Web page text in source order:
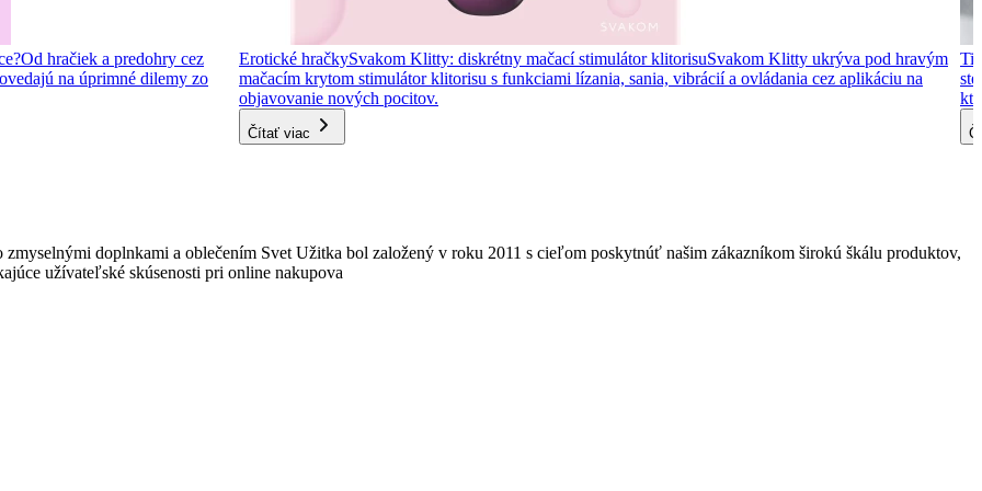
Od hračiek a predohry cez
na úprimné dilemy zo
Erotické hračkySvakom Klitty: diskrétny mačací stimulátor klitorisuSvakom Klitty ukrýva pod hravým
mačacím krytom stimulátor klitorisu s funkciami lízania, sania, vibrácií a ovládania cez aplikáciu na
objavovanie nových pocitov.
Čítať viac
zmyselnými doplnkami a oblečením Svet Užitka bol založený v roku 2011 s cieľom poskytnúť našim zákazníkom širokú škálu produktov,
užívateľské skúsenosti pri online nakupova